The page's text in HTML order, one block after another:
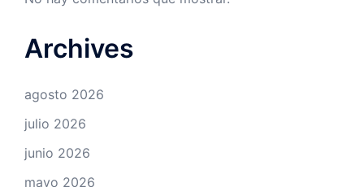
Archives
agosto 2026
julio 2026
junio 2026
mayo 2026